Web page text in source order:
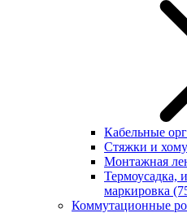
Кабельные
Стяжки и
Монтажная
Термоусадка,
маркировка
Коммутационные